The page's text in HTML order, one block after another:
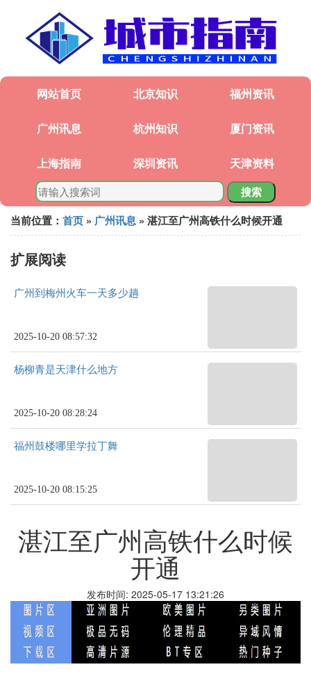
网站首页 北京知识 福州资讯
广州讯息 杭州知识 厦门资讯
上海指南 深圳资讯 天津资料
搜索
当前位置： 首页 » 广州讯息 » 湛江至广州高铁什么时候开通
扩展阅读
广州到梅州火车一天多少趟
2025-10-20 08:57:32
杨柳青是天津什么地方
2025-10-20 08:28:24
福州鼓楼哪里学拉丁舞
2025-10-20 08:15:25
湛江至广州高铁什么时候
开通
发布时间: 2025-05-17 13:21:26